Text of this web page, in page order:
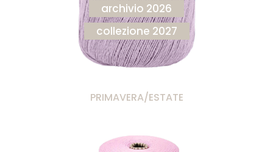
archivio 2026
collezione 2027
PRIMAVERA/ESTATE